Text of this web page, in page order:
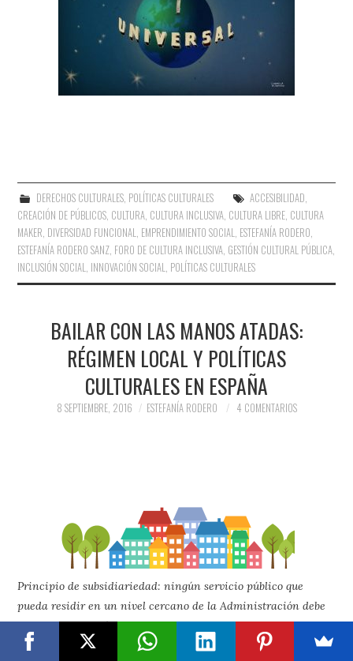
DERECHOS CULTURALES, POLÍTICAS CULTURALES ACCESIBILIDAD,
CREACIÓN DE PÚBLICOS, CULTURA, CULTURA INCLUSIVA, CULTURA LIBRE, CULTURA
MAKER, DIVERSIDAD FUNCIONAL, EMPRENDIMIENTO SOCIAL, ESTEFANÍA RODERO,
ESTEFANÍA RODERO SANZ, FORO DE CULTURA INCLUSIVA, GESTIÓN CULTURAL PÚBLICA,
INCLUSIÓN SOCIAL, INNOVACIÓN SOCIAL, POLÍTICAS CULTURALES
BAILAR CON LAS MANOS ATADAS:
RÉGIMEN LOCAL Y POLÍTICAS
CULTURALES EN ESPAÑA
8 SEPTIEMBRE, 2016 ESTEFANÍA RODERO 4 COMENTARIOS
Principio de subsidiariedad: ningún servicio público que
pueda residir en un nivel cercano de la Administración debe
quedar en otro más lejano.